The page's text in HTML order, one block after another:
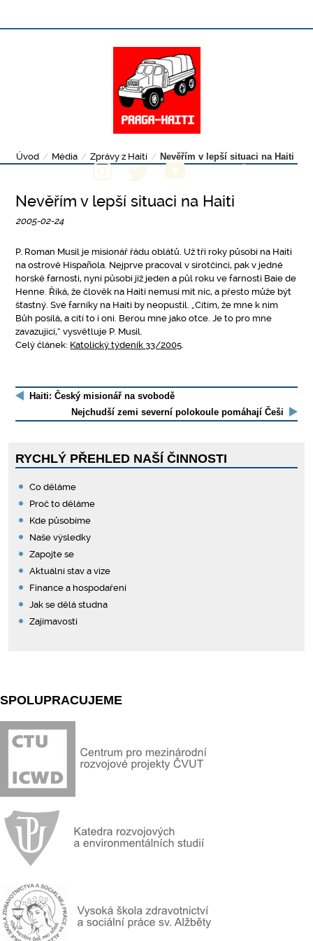
Úvod / Média / Zprávy z Haiti / Nevěřím v lepší situaci na Haiti
Nevěřím v lepší situaci na Haiti
2005-02-24
P. Roman Musil je misionář řádu oblátů. Už tři roky působí na Haiti
na ostrově Hispañola. Nejprve pracoval v sirotčinci, pak v jedné
horské farnosti, nyní působí již jeden a půl roku ve farnosti Baie de
Henne. Říká, že člověk na Haiti nemusí mít nic, a přesto může být
šťastný. Své farníky na Haiti by neopustil. „Cítím, že mne k nim
Bůh posílá, a cítí to i oni. Berou mne jako otce. Je to pro mne
zavazující,“ vysvětluje P. Musil.
Celý článek: Katolický týdeník 33/2005.
Haiti: Český misionář na svobodě
Nejchudší zemi severní polokoule pomáhají Češi
RYCHLÝ PŘEHLED NAŠÍ ČINNOSTI
Co děláme
Proč to děláme
Kde působíme
Naše výsledky
Zapojte se
Aktuální stav a vize
Finance a hospodaření
Jak se dělá studna
Zajímavosti
SPOLUPRACUJEME